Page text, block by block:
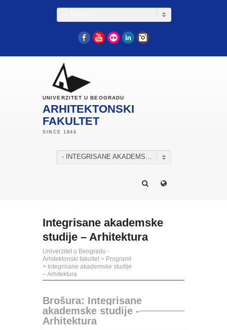
FacebookYouTube
Flickr LinkedIn
UNIVERZITET U BEOGRADU
ARHITEKTONSKI
FAKULTET
- INTEGRISANE AKADEMSKE STUDIJE – ARHITEKTURA
Integrisane akademske
studije – Arhitektura
Univerzitet u Beogradu -
Arhitektonski fakultet > Programi
> Integrisane akademske studije
– Arhitektura
Brošura: Integrisane
akademske studije -
Arhitektura